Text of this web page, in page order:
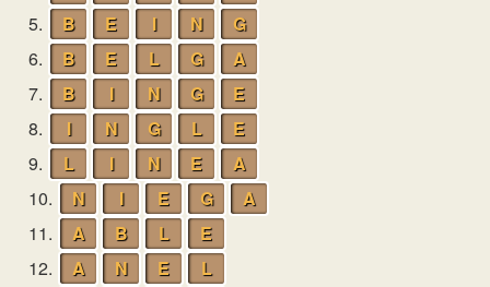
5.
B E I N
G
6.
B E L G
A
7.
B I N G
E
8.
I N G L
E
9.
L I N E
A
10.
N I E G
A
11.
A B L
E
12.
A N E
L